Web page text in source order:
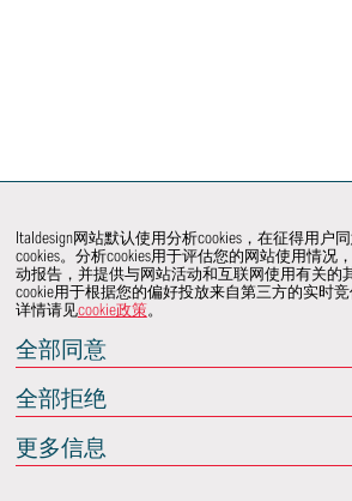
Italdesign
Italdesign网站默认使用分析cookies，在征得用户
cookies。分析cookies用于评估您的网站使用情况
动报告，并提供与网站活动和互联网使用有关的
cookie用于根据您的偏好投放来自第三方的实时竞
详情请见cookie政策。
全部同意
全部拒绝
更多信息